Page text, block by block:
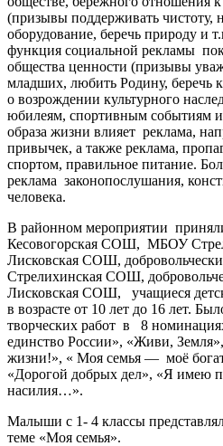
(призывы поддерживать чистоту,
оборудование, беречь природу и
функция социальной рекламы
общества ценности (призывы
младших, любить Родину, беречь
о возрождении культурного
юбилеям, спортивным событиям
образа жизни влияет реклама,
привычек, а также реклама,
спортом, правильное питание.
реклама законопослушания,
человека.
В районном мероприятии
Кесовогорская СОШ, МБОУ
Лисковская СОШ,
Стрелихинская СОШ,
Лисковская СОШ, учащиеся
в возрасте от 10 лет до 16 лет.
творческих работ в 8
единство России», «Живи,
жизни!», « Моя семья — моё
«Дорогой добрых дел», «Я имею
насилия…».
Малыши с 1- 4 классы
теме «Моя семья».